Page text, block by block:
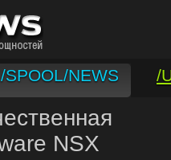
/SPOOL/NEWS
/
NSX